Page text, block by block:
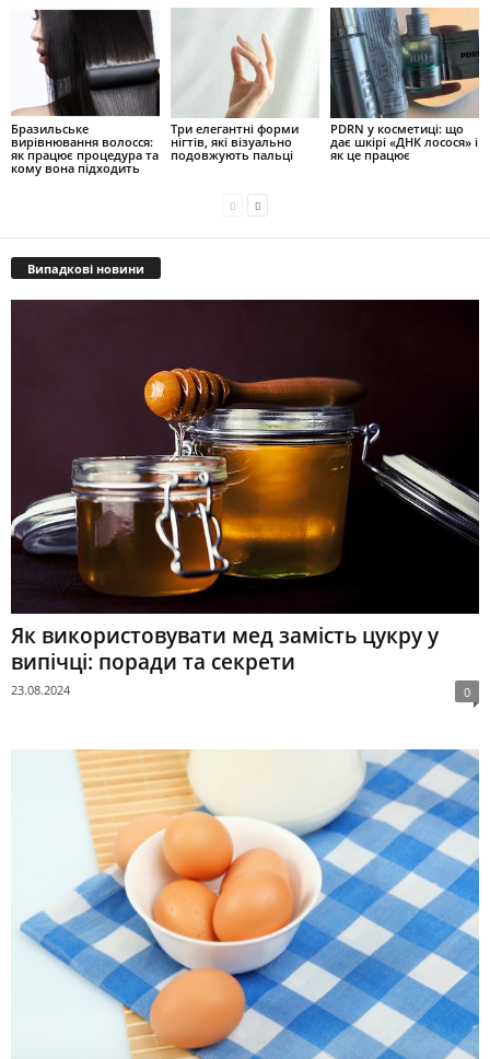
Бразильське
вирівнювання волосся:
як працює процедура та
кому вона підходить
Три елегантні форми
нігтів, які візуально
подовжують пальці
PDRN у косметиці: що
дає шкірі «ДНК лосося» і
як це працює
Випадкові новини
Як використовувати мед замість цукру у
випічці: поради та секрети
23.08.2024 0